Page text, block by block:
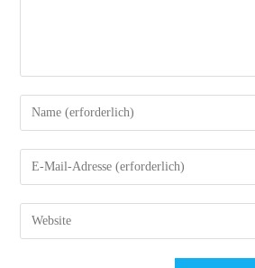
Gib
deinen
Namen
oder
zum
Kommentieren
Gib
deine
E-
Mail-
Gib
deine